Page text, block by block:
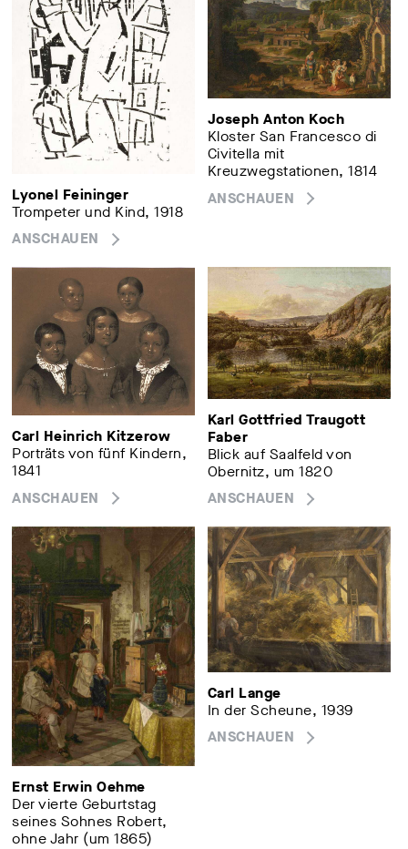
Lyonel Feininger
Trompeter und Kind, 1918
ANSCHAUEN
Joseph Anton Koch
Kloster San Francesco di
Civitella mit
Kreuzwegstationen, 1814
ANSCHAUEN
Carl Heinrich Kitzerow
Porträts von fünf Kindern,
1841
ANSCHAUEN
Karl Gottfried Traugott
Faber
Blick auf Saalfeld von
Obernitz, um 1820
ANSCHAUEN
Ernst Erwin Oehme
Der vierte Geburtstag
seines Sohnes Robert,
ohne Jahr (um 1865)
Carl Lange
In der Scheune, 1939
ANSCHAUEN